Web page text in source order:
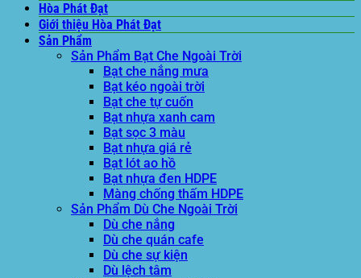
Hòa Phát Đạt
Giới thiệu Hòa Phát Đạt
Sản Phẩm
Sản Phẩm Bạt Che Ngoài Trời
Bạt che nắng mưa
Bạt kéo ngoài trời
Bạt che tự cuốn
Bạt nhựa xanh cam
Bạt sọc 3 màu
Bạt nhựa giá rẻ
Bạt lót ao hồ
Bạt nhựa đen HDPE
Màng chống thấm HDPE
Sản Phẩm Dù Che Ngoài Trời
Dù che nắng
Dù che quán cafe
Dù che sự kiện
Dù lệch tâm